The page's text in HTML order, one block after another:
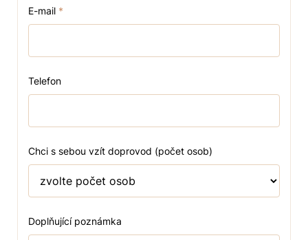
E-mail *
Telefon
Chci s sebou vzít doprovod (počet osob)
Doplňující poznámka